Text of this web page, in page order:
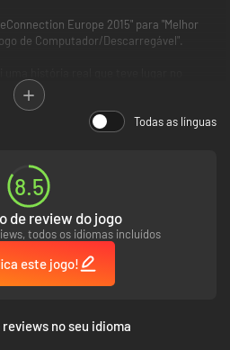
Europe 2015" para "Melhor
de Computador/Descarregável".
iniciaram uma viagem à parte norte
forma fatídica. Os corpos da
pela encosta de Kholat Syakhl.
mortes.
Todas as línguas
8.5
de review do jogo
todos os idiomas incluídos
este jogo!
no seu idioma